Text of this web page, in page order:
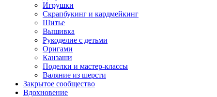
Игрушки
Скрапбукинг и кардмейкинг
Шитье
Вышивка
Рукоделие с детьми
Оригами
Канзаши
Поделки и мастер-классы
Валяние из шерсти
Закрытое сообщество
Вдохновение